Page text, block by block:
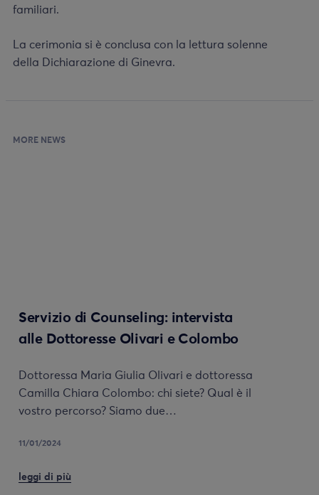
familiari.
La cerimonia si è conclusa con la lettura solenne
della Dichiarazione di Ginevra.
MORE NEWS
Servizio di Counseling: intervista
alle Dottoresse Olivari e Colombo
Dottoressa Maria Giulia Olivari e dottoressa
Camilla Chiara Colombo: chi siete? Qual è il
vostro percorso? Siamo due…
11/01/2024
leggi di più